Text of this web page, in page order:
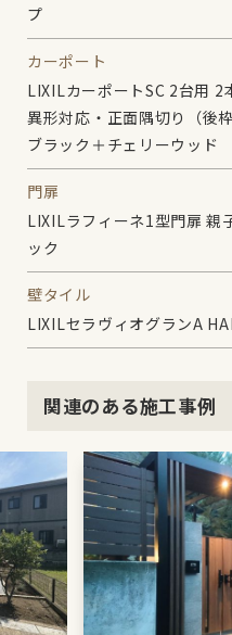
プ
カーポート
LIXILカーポートSC 2台用
異形対応・正面隅切り（後枠
ブラック＋チェリーウッド
門扉
LIXILラフィーネ1型門扉 親
ック
壁タイル
LIXILセラヴィオグランA
関連のある施工事例